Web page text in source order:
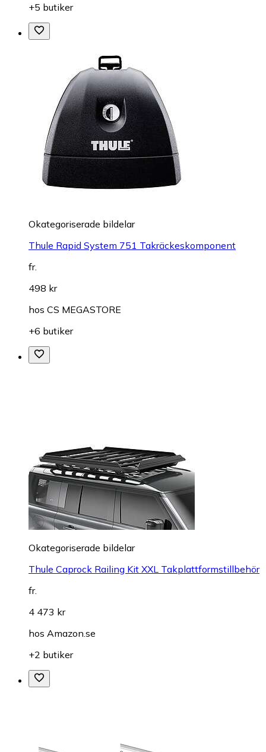
+5 butiker
Okategoriserade bildelar
Thule Rapid System 751 Takräckeskomponent
fr.
498 kr
hos CS MEGASTORE
+6 butiker
Okategoriserade bildelar
Thule Caprock Railing Kit XXL Takplattformstillbehör
fr.
4 473 kr
hos Amazon.se
+2 butiker